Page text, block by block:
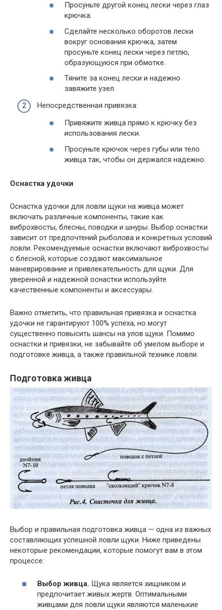
Просуньте другой конец лески через глаз
крючка.
Сделайте несколько оборотов лески
вокруг основания крючка, затем
просуньте конец лески через петлю,
образующуюся при обмотке.
Тяните за конец лески и надежно
завяжите узел.
Непосредственная привязка:
Привяжите живца прямо к крючку без
использования лески.
Просуньте крючок через губы или тело
живца так, чтобы он держался надежно.
Оснастка удочки
Оснастка удочки для ловли щуки на живца может
включать различные компоненты, такие как
виброхвосты, блесны, поводки и шнуры. Выбор оснастки
зависит от предпочтений рыболова и конкретных условий
ловли. Рекомендуемые оснастки включают виброхвосты
с блесной, которые создают максимальное
маневрирование и привлекательность для щуки. Для
уверенной и надежной оснастки используйте
качественные компоненты и аксессуары.
Важно отметить, что правильная привязка и оснастка
удочки не гарантируют 100% успеха, но могут
существенно повысить шансы на улов щуки. Помимо
оснастки и привязки, не забывайте об умелом выборе и
подготовке живца, а также правильной технике ловли.
Подготовка живца
Выбор и правильная подготовка живца — одна из важных
составляющих успешной ловли щуки. Ниже приведены
некоторые рекомендации, которые помогут вам в этом
процессе:
Выбор живца. Щука является хищником и
предпочитает живых жертв. Оптимальными
живцами для ловли щуки являются маленькие